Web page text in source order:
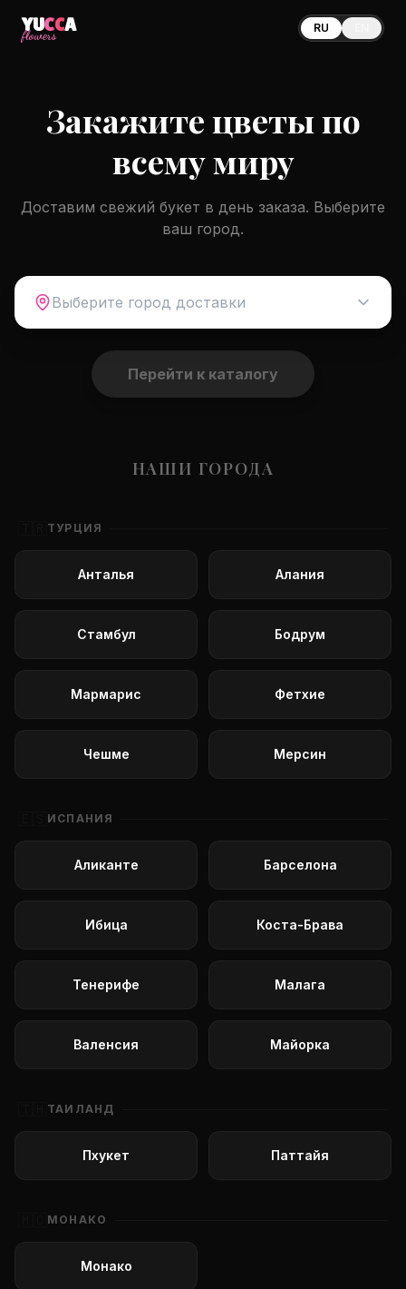
YUCCA
flowers RU
Закажите цветы по
всему миру
Доставим свежий букет в день заказа. Выберите
ваш город.
Выберите город доставки
Перейти к каталогу
НАШИ ГОРОДА
ТУРЦИЯ
Анталья Алания
Стамбул Бодрум
Мармарис Фетхие
Чешме Мерсин
ИСПАНИЯ
Аликанте Барселона
Ибица Коста-Брава
Тенерифе Малага
Валенсия Майорка
ТАИЛАНД
Пхукет Паттайя
МОНАКО
Монако